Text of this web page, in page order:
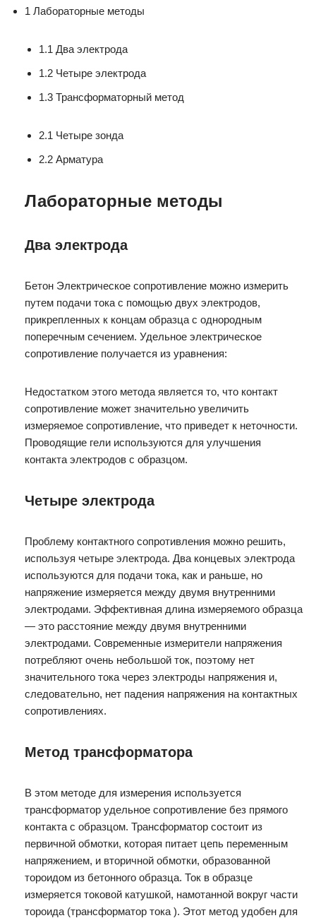
1 Лабораторные методы
1.1 Два электрода
1.2 Четыре электрода
1.3 Трансформаторный метод
2.1 Четыре зонда
2.2 Арматура
Лабораторные методы
Два электрода
Бетон Электрическое сопротивление можно измерить
путем подачи тока с помощью двух электродов,
прикрепленных к концам образца с однородным
поперечным сечением. Удельное электрическое
сопротивление получается из уравнения:
Недостатком этого метода является то, что контакт
сопротивление может значительно увеличить
измеряемое сопротивление, что приведет к неточности.
Проводящие гели используются для улучшения
контакта электродов с образцом.
Четыре электрода
Проблему контактного сопротивления можно решить,
используя четыре электрода. Два концевых электрода
используются для подачи тока, как и раньше, но
напряжение измеряется между двумя внутренними
электродами. Эффективная длина измеряемого образца
— это расстояние между двумя внутренними
электродами. Современные измерители напряжения
потребляют очень небольшой ток, поэтому нет
значительного тока через электроды напряжения и,
следовательно, нет падения напряжения на контактных
сопротивлениях.
Метод трансформатора
В этом методе для измерения используется
трансформатор удельное сопротивление без прямого
контакта с образцом. Трансформатор состоит из
первичной обмотки, которая питает цепь переменным
напряжением, и вторичной обмотки, образованной
тороидом из бетонного образца. Ток в образце
измеряется токовой катушкой, намотанной вокруг части
тороида (трансформатор тока ). Этот метод удобен для